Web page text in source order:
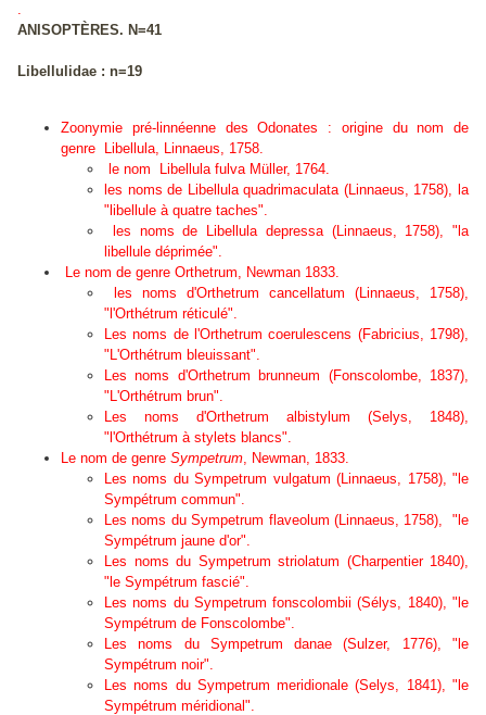
.
ANISOPTÈRES. N=41
Libellulidae : n=19
Zoonymie pré-linnéenne des Odonates : origine du nom de
genre
Libellula, Linnaeus, 1758.
le nom Libellula fulva Müller, 1764.
les noms de Libellula quadrimaculata(Linnaeus, 1758), la
"libellule à quatre taches".
les noms de
Libellula depressa(Linnaeus, 1758), "la
libellule déprimée".
Le nom de genre Orthetrum, Newman 1833.
les noms d'Orthetrum cancellatum (Linnaeus, 1758),
"l'Orthétrum réticulé".
Les noms de l'Orthetrum coerulescens (Fabricius, 1798),
"L'Orthétrum bleuissant".
Les noms d'Orthetrum brunneum (Fonscolombe, 1837),
"L'Orthétrum brun".
Les noms d'Orthetrum albistylum (Selys, 1848),
"l'Orthétrum à stylets blancs".
Le nom de genre Sympetrum, Newman, 1833.
Les noms du Sympetrum vulgatum (Linnaeus, 1758), "le
Sympétrum commun".
Les noms duSympetrum flaveolum (Linnaeus, 1758), "le
Sympétrum jaune d'or".
Les noms du Sympetrum striolatum (Charpentier 1840),
"le Sympétrum fascié".
Les noms du Sympetrum fonscolombii (Sélys, 1840), "le
Sympétrum de Fonscolombe".
Les noms du Sympetrum danae (Sulzer, 1776), "le
Sympétrum noir".
Les noms du Sympetrum meridionale (Selys, 1841), "le
Sympétrum méridional".